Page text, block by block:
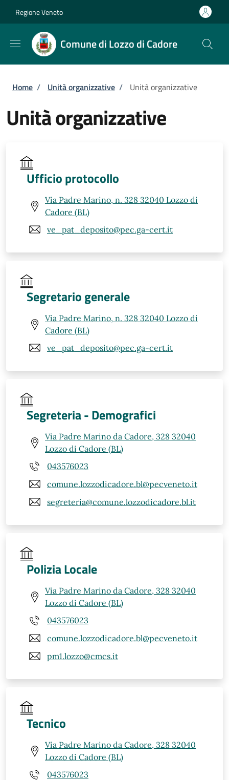
Regione Veneto
Comune di Lozzo di Cadore
Briciole di pane
Home / Unità organizzative / Unità organizzative
Unità organizzative
Ufficio protocollo
Via Padre Marino, n. 328 32040 Lozzo di
Cadore (BL)
ve_pat_deposito@pec.ga-cert.it
Segretario generale
Via Padre Marino, n. 328 32040 Lozzo di
Cadore (BL)
ve_pat_deposito@pec.ga-cert.it
Segreteria - Demografici
Via Padre Marino da Cadore, 328 32040
Lozzo di Cadore (BL)
043576023
comune.lozzodicadore.bl@pecveneto.it
segreteria@comune.lozzodicadore.bl.it
Polizia Locale
Via Padre Marino da Cadore, 328 32040
Lozzo di Cadore (BL)
043576023
comune.lozzodicadore.bl@pecveneto.it
pm1.lozzo@cmcs.it
Tecnico
Via Padre Marino da Cadore, 328 32040
Lozzo di Cadore (BL)
043576023